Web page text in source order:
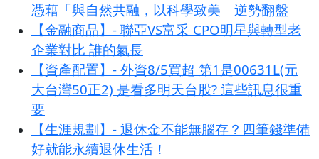
憑藉「與自然共融，以科學致美」逆勢翻盤
【金融商品】- 聯亞VS富采 CPO明星與轉型老
企業對比 誰的氣長
【資產配置】- 外資8/5買超 第1是00631L(元
大台灣50正2) 是看多明天台股? 這些訊息很重
要
【生涯規劃】- 退休金不能無腦存？四筆錢準備
好就能永續退休生活！